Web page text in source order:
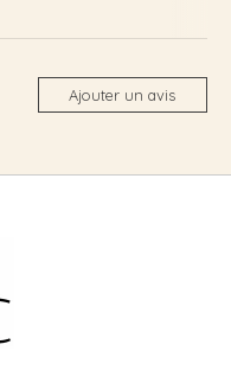
Ajouter un avis